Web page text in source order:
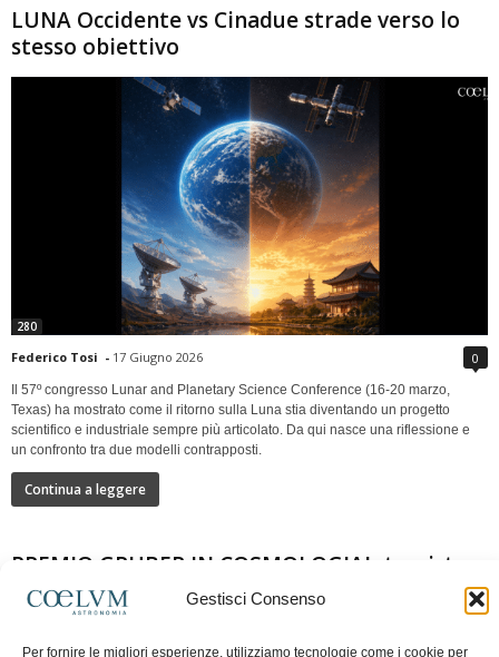
Gestisci Consenso
Per fornire le migliori esperienze, utilizziamo tecnologie come i cookie per
LUNA Occidente vs Cinadue strade verso lo
stesso obiettivo
280
Federico Tosi - 17 Giugno 2026 0
Il 57º congresso Lunar and Planetary Science Conference (16-20 marzo,
Texas) ha mostrato come il ritorno sulla Luna stia diventando un progetto
scientifico e industriale sempre più articolato. Da qui nasce una riflessione e
un confronto tra due modelli contrapposti.
Continua a leggere
PREMIO GRUBER IN COSMOLOGIAIntervista a
Nazzareno Mandolesi